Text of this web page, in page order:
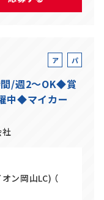
ア
バ
イ
パ
ト
/週2～OK◆賞
中◆マイカー
社
ン岡山LC) （